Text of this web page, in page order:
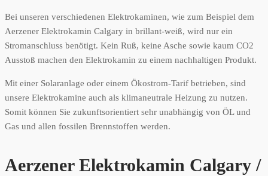
Bei unseren verschiedenen Elektrokaminen, wie zum Beispiel dem
Aerzener Elektrokamin Calgary in brillant-weiß, wird nur ein
Stromanschluss benötigt. Kein Ruß, keine Asche sowie kaum CO2
Ausstoß machen den Elektrokamin zu einem nachhaltigen Produkt.
Mit einer Solaranlage oder einem Ökostrom-Tarif betrieben, sind
unsere Elektrokamine auch als klimaneutrale Heizung zu nutzen.
Somit können Sie zukunftsorientiert sehr unabhängig von ÖL und
Gas und allen fossilen Brennstoffen werden.
Aerzener Elektrokamin Calgary /